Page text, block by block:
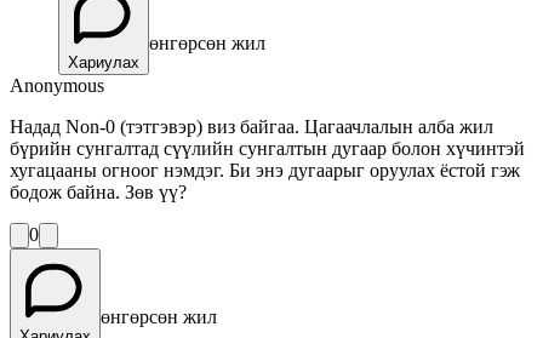
Хариулах
өнгөрсөн жил
Anonymous
Надад Non-0 (тэтгэвэр) виз байгаа. Цагаачлалын алба жил
бүрийн сунгалтад сүүлийн сунгалтын дугаар болон хүчинтэй
хугацааны огноог нэмдэг. Би энэ дугаарыг оруулах ёстой гэж
бодож байна. Зөв үү?
0
өнгөрсөн жил